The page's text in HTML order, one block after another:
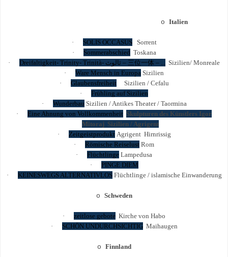
o Italien
· SOLIS OCCASUSSorrent
·
Sommerabschied Toskana
·
Dreifaltigkeit- Trinity- Trinità- ثالوث – 三位一体 – ...
Sizilien/ Monreale
·
Ware Mensch in Europa Sizilien
·
Glaubensfreiheit Sizilien / Cefalu
·
Frühling auf Sizilien
·
Wunderbau Sizilien / Antikes Theater / Taormina
·
Eine Ahnung von Vollkommenheit Skulpturen des Künstlers Igor
Mitoraj Sizilien / Agrigent
·
Zeitgeistprodukt Agrigent Hirnrissig
·
Römische Reiselust Rom
·
Flüchtlinge Lampedusa
·
PINGE DIEM
·
KEINESWEGS ALTERNATIVLOSFlüchtlinge / islamische Einwanderung
o Schweden
· zeitlose gebote Kirche von Habo
·
SCHÖN UNDURCHSICHTIGMaihaugen
o Finnland